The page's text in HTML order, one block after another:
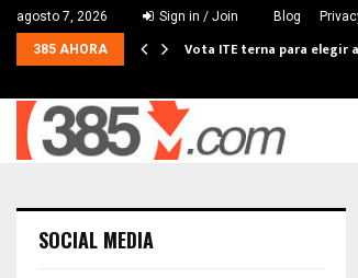
agosto 7, 2026 Sign in / Join Blog
385 AHORA Vota ITE terna para elegir
SOCIAL MEDIA